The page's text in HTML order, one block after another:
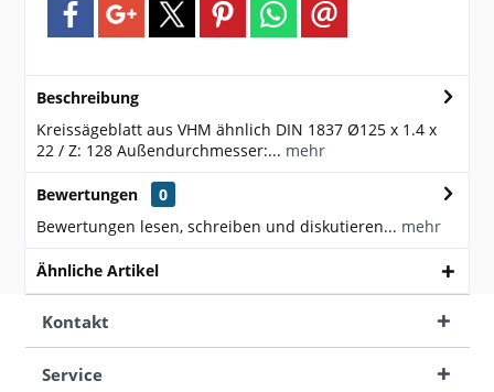
Beschreibung
Kreissägeblatt aus VHM ähnlich DIN 1837 Ø125 x 1.4 x
22 / Z: 128 Außendurchmesser:... mehr
Bewertungen
0
Bewertungen lesen, schreiben und diskutieren... mehr
Ähnliche Artikel
Kontakt
Service